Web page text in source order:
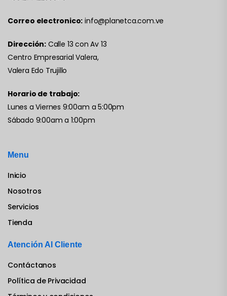
Correo electronico: info@planetca.com.ve
Dirección: Calle 13 con Av 13
Centro Empresarial Valera,
Valera Edo Trujillo
Horario de trabajo:
Lunes a Viernes 9:00am a 5:00pm
Sábado 9:00am a 1:00pm
Menu
Inicio
Nosotros
Servicios
Tienda
Atención Al Cliente
Contáctanos
Política de Privacidad